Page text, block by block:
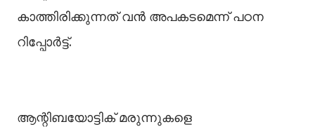
കാത്തിരിക്കുന്നത് വൻ അപകടമെന്ന് പഠന
റിപ്പോർട്ട്.
ആന്റിബയോട്ടിക് മരുന്നുകളെ